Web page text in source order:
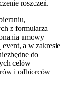
roszczeń.
z formularza
umowy
event, a w zakresie
do
celów
i odbiorców